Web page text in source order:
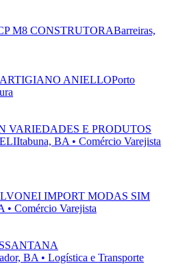
M8 CONSTRUTORABarreiras,
ANIELLOPorto
VARIEDADES E PRODUTOS
Itabuna, BA • Comércio Varejista
IMPORT MODAS SIM
• Comércio Varejista
BA • Logística e Transporte